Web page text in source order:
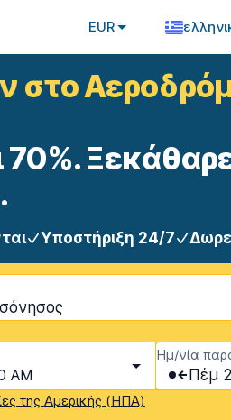
EUR
στο
Υποστήριξη 24/7
AM
Ημ/νία
Πέμ
της Αμερικής (ΗΠΑ)